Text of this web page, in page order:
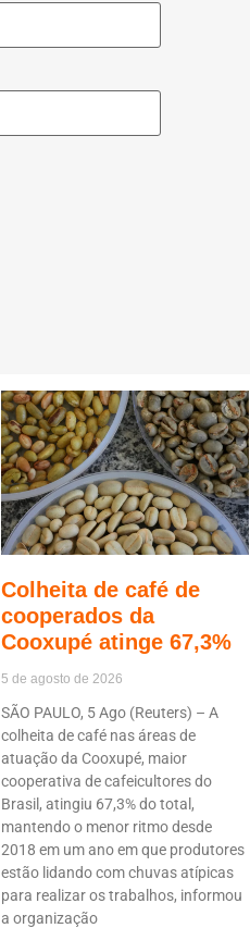
Colheita de café de
cooperados da
Cooxupé atinge 67,3%
5 de agosto de 2026
SÃO PAULO, 5 Ago (Reuters) – A
colheita de café nas áreas de
atuação da Cooxupé, maior
cooperativa de cafeicultores do
Brasil, atingiu 67,3% do total,
mantendo o menor ritmo desde
2018 em um ano em que produtores
estão lidando com chuvas atípicas
para realizar os trabalhos, informou
a organização